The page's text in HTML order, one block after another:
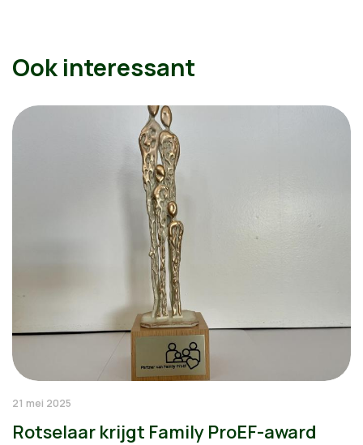
Ook interessant
21 mei 2025
Rotselaar krijgt Family ProEF-award